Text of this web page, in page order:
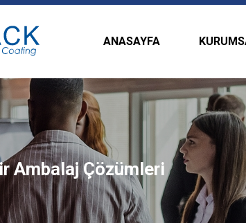
ANASAYFA
Ambalaj Çözümleri